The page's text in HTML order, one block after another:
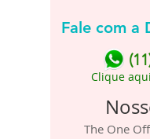
Fale com a
Clique
The One